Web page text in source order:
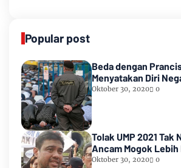
Popular post
Beda dengan
Menyatakan Diri
Oktober 30, 2020 0
Tolak UMP 2021 Tak
Ancam Mogok Lebih
Oktober 30, 2020 0